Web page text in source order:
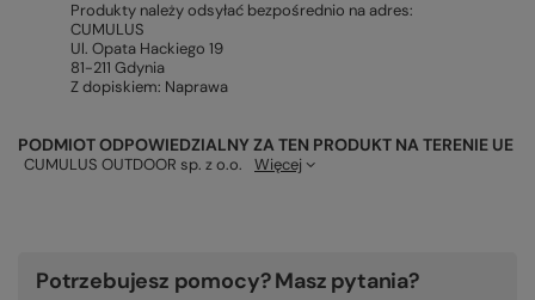
Produkty należy odsyłać bezpośrednio na adres:
CUMULUS
Ul. Opata Hackiego 19
81-211 Gdynia
Z dopiskiem: Naprawa
PODMIOT ODPOWIEDZIALNY ZA TEN PRODUKT NA TERENIE UE
CUMULUS OUTDOOR sp. z o.o. Więcej
Potrzebujesz pomocy? Masz pytania?